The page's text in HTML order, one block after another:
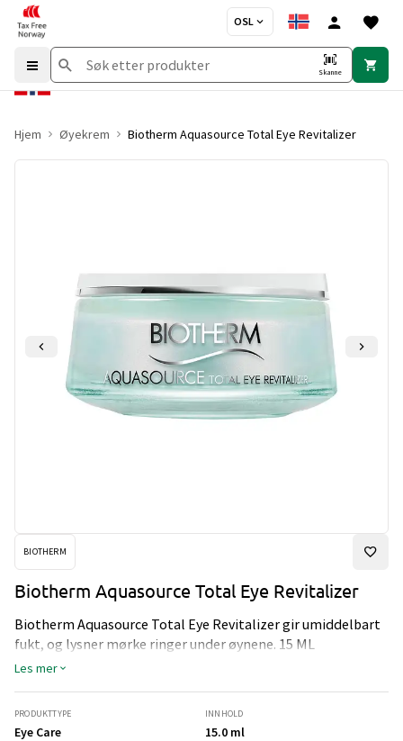
OSL
Skanne
Hjem Øyekrem Biotherm Aquasource Total Eye Revitalizer
BIOTHERM
Biotherm Aquasource Total Eye Revitalizer
Biotherm Aquasource Total Eye Revitalizer gir umiddelbart
fukt, og lysner mørke ringer under øynene. 15 ML
Les mer
PRODUKTTYPE
Eye Care
INNHOLD
15.0 ml